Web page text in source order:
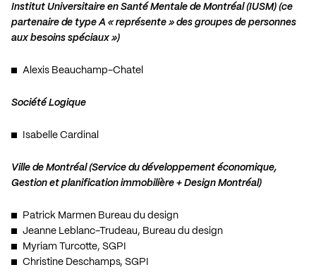
Institut Universitaire en Santé Mentale de Montréal (IUSM) (ce
partenaire de type A « représente » des groupes de personnes
aux besoins spéciaux »)
Alexis Beauchamp-Chatel
Société Logique
Isabelle Cardinal
Ville de Montréal (Service du développement économique,
Gestion et planification immobilière + Design Montréal)
Patrick Marmen Bureau du design
Jeanne Leblanc-Trudeau, Bureau du design
Myriam Turcotte, SGPI
Christine Deschamps, SGPI